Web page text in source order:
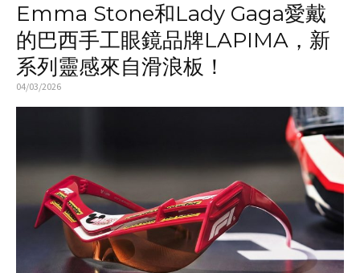
Emma Stone和Lady Gaga愛戴
的巴西手工眼鏡品牌LAPIMA，新
系列靈感來自滑浪板！
04/03/2026